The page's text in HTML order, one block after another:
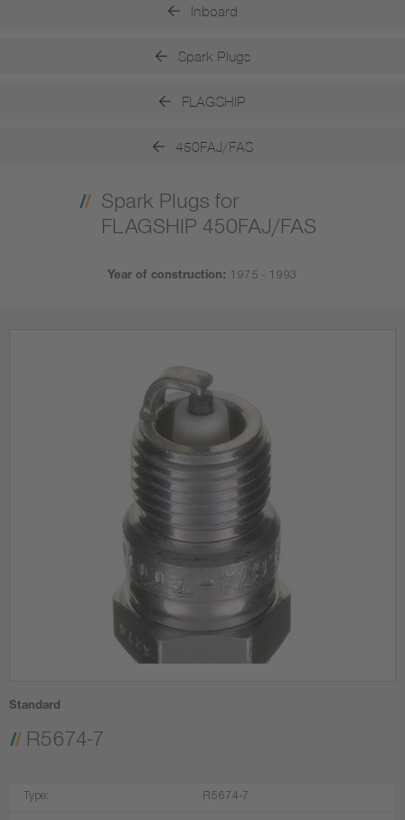
Inboard
Spark Plugs
FLAGSHIP
450FAJ/FAS
Spark Plugs for
FLAGSHIP 450FAJ/FAS
Year of construction: 1975 - 1993
Standard
R5674-7
Type: R5674-7